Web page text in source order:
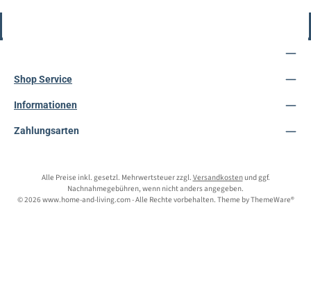
Shop Service
Informationen
Zahlungsarten
Alle Preise inkl. gesetzl. Mehrwertsteuer zzgl. Versandkostenund ggf.
Nachnahmegebühren, wenn nicht anders angegeben.
© 2026 www.home-and-living.com - Alle Rechte vorbehalten. Theme byThemeWare®